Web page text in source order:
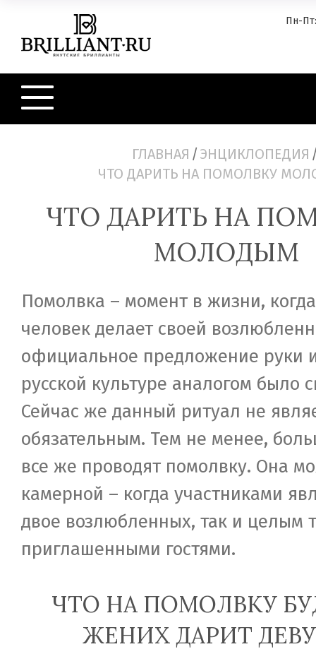
Пн-
ГЛАВНАЯ / ЭНЦИКЛОПЕДИЯ
ЧТО ДАРИТЬ НА ПОМОЛВКУ
ЧТО ДАРИТЬ НА
МОЛОДЫМ
Помолвка – момент в жизни,
человек делает своей
официальное предложение руки
русской культуре аналогом было
Сейчас же данный ритуал не
обязательным. Тем не менее,
все же проводят помолвку. Она
камерной – когда участниками
двое возлюбленных, так и целым
приглашенными гостями.
ЧТО НА ПОМОЛВКУ
ЖЕНИХ ДАРИТ